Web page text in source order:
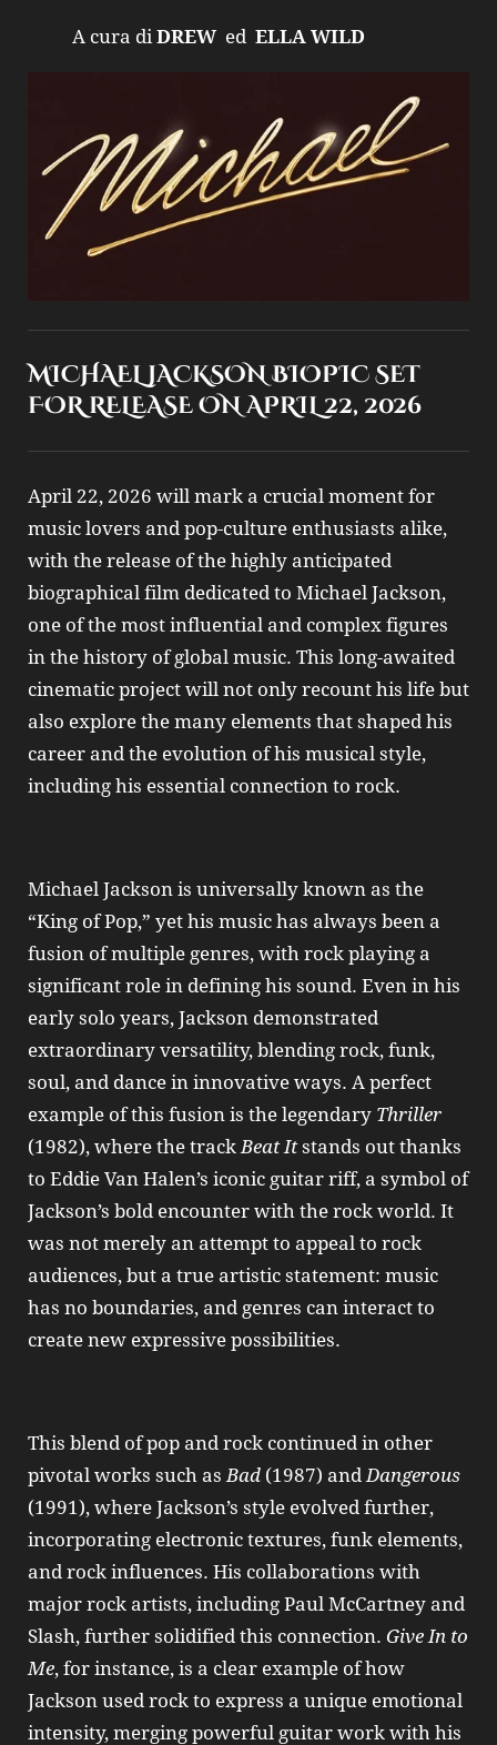
A cura di DREW ed ELLA WILD
MICHAEL JACKSON BIOPIC SET
FOR RELEASE ON APRIL 22, 2026
April 22, 2026 will mark a crucial moment for
music lovers and pop‑culture enthusiasts alike,
with the release of the highly anticipated
biographical film dedicated to Michael Jackson,
one of the most influential and complex figures
in the history of global music. This long‑awaited
cinematic project will not only recount his life but
also explore the many elements that shaped his
career and the evolution of his musical style,
including his essential connection to rock.
Michael Jackson is universally known as the
“King of Pop,” yet his music has always been a
fusion of multiple genres, with rock playing a
significant role in defining his sound. Even in his
early solo years, Jackson demonstrated
extraordinary versatility, blending rock, funk,
soul, and dance in innovative ways. A perfect
example of this fusion is the legendary Thriller
(1982), where the trackBeat Itstands out thanks
to Eddie Van Halen’s iconic guitar riff, a symbol of
Jackson’s bold encounter with the rock world. It
was not merely an attempt to appeal to rock
audiences, but a true artistic statement: music
has no boundaries, and genres can interact to
create new expressive possibilities.
This blend of pop and rock continued in other
pivotal works such as Bad (1987) and Dangerous
(1991), where Jackson’s style evolved further,
incorporating electronic textures, funk elements,
and rock influences. His collaborations with
major rock artists, including Paul McCartney and
Slash, further solidified this connection. Give In to
Me, for instance, is a clear example of how
Jackson used rock to express a unique emotional
intensity, merging powerful guitar work with his